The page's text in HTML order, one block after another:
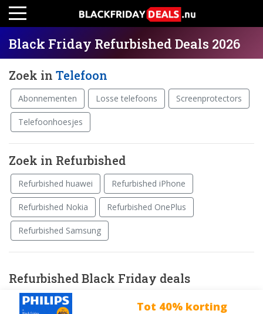
Black Friday Refurbished Deals 2026
Zoek in Telefoon
Abonnementen Losse telefoons Screenprotectors
Telefoonhoesjes
Zoek in Refurbished
Refurbished huawei Refurbished iPhone
Refurbished Nokia Refurbished OnePlus
Refurbished Samsung
Refurbished Black Friday deals
Tot 40% korting